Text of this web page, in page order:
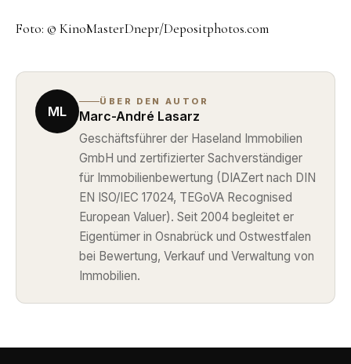
Foto: © KinoMasterDnepr/Depositphotos.com
ML
ÜBER DEN AUTOR
Marc-André Lasarz
Geschäftsführer der Haseland Immobilien
GmbH und zertifizierter Sachverständiger
für Immobilienbewertung (DIAZert nach DIN
EN ISO/IEC 17024, TEGoVA Recognised
European Valuer). Seit 2004 begleitet er
Eigentümer in Osnabrück und Ostwestfalen
bei Bewertung, Verkauf und Verwaltung von
Immobilien.